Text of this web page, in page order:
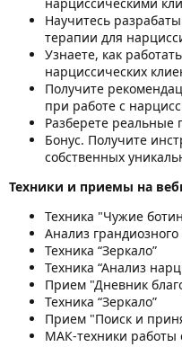
Научитесь
терапии для
Узнаете, как
нарциссических
Получите
при работе с
Разберете реальные
Бонус. Получите
собственных
Техники и приемы на
Техника "Чужие
Анализ грандиозного
Техника “Зеркало”
Техника “Анализ
Прием "Дневник
Техника “Зеркало”
Прием "Поиск и
МАК-техники работы